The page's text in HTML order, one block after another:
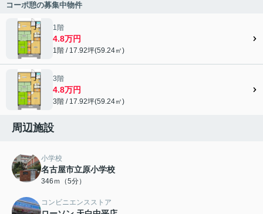
コーポ憩の募集中物件
1階
4.8万円
1階 / 17.92坪(59.24㎡)
3階
4.8万円
3階 / 17.92坪(59.24㎡)
周辺施設
小学校
名古屋市立原小学校
346ｍ（5分）
コンビニエンスストア